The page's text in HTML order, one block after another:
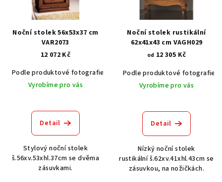
Noční stolek 56x53x37 cm
VAR2073
12 072 Kč
Podle produktové fotografie
Akát vintage BT1551
Dub světlý
Vyrobíme pro vás
Detail
Stylový noční stolek
š.56xv.53xhl.37cm se dvěma
zásuvkami.
Noční stolek rustikální
62x41x43 cm VAGH029
od 12 305 Kč
Podle produktové fotografie
Vyrobíme pro vás
Detail
Nízký noční stolek
rustikální š.62xv.41xhl.43cm se
zásuvkou, na nožičkách.